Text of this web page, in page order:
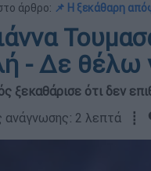
άρθρο: 📌 Η ξεκάθαρη
- Δε θέλω
ξεκαθάρισε ότι δεν
ανάγνωσης: 2 λεπτά